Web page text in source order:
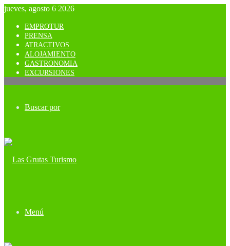
jueves, agosto 6 2026
EMPROTUR
PRENSA
ATRACTIVOS
ALOJAMIENTO
GASTRONOMIA
EXCURSIONES
Buscar por
Menú